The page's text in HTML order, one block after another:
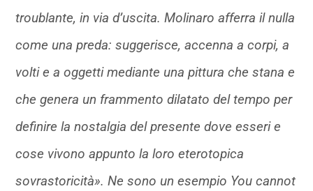
troublante, in via d’uscita. Molinaro afferra il nulla
come una preda: suggerisce, accenna a corpi, a
volti e a oggetti mediante una pittura che stana e
che genera un frammento dilatato del tempo per
definire la nostalgia del presente dove esseri e
cose vivono appunto la loro eterotopica
sovrastoricità». Ne sono un esempio You cannot